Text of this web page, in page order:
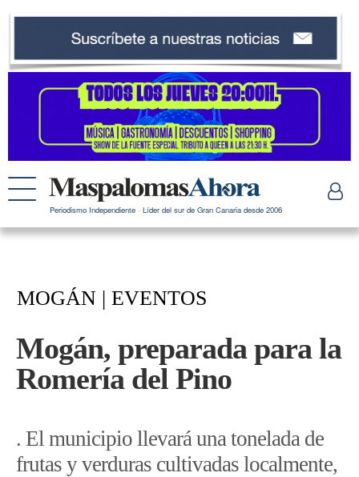
Periodismo Independiente · Líder del sur de Gran Canaria desde 2006
MOGÁN | EVENTOS
Mogán, preparada para la
Romería del Pino
. El municipio llevará una tonelada de
frutas y verduras cultivadas localmente,